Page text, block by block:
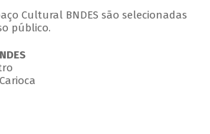
Cultural BNDES são selecionadas
público.